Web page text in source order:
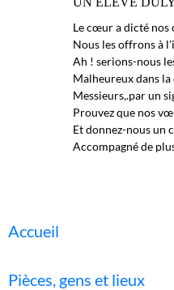
Le cœur a dicté nos
Nous les offrons à
Ah ! serions-nous
Malheureux dans
Messieurs,.par un
Prouvez que nos
Et donnez-nous un
Accompagné de
Accueil
Pièces, gens et lieux